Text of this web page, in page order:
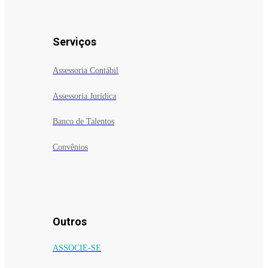
Serviços
Assessoria Contábil
Assessoria Jurídica
Banco de Talentos
Convênios
Outros
ASSOCIE-SE